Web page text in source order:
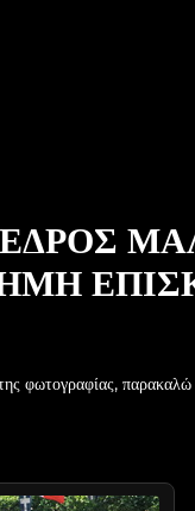
φωτογραφίας, παρακαλώ